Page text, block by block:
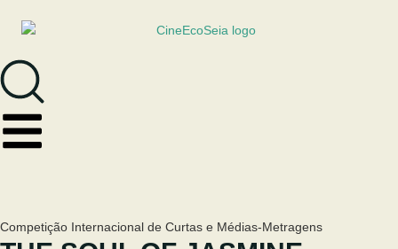
Competição Internacional de Curtas e Médias-Metragens